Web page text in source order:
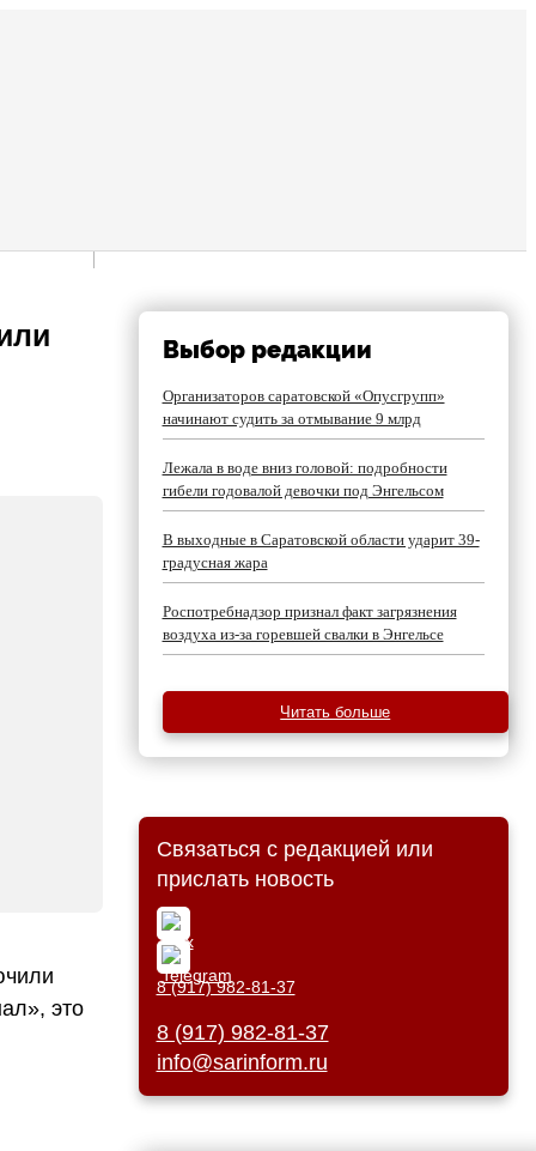
это
Выбор редакции
Организаторов саратовской «Опусгрупп»
начинают судить за отмывание 9 млрд
Лежала в воде вниз головой: подробности
гибели годовалой девочки под Энгельсом
В выходные в Саратовской области ударит 39-
градусная жара
Роспотребнадзор признал факт загрязнения
воздуха из-за горевшей свалки в Энгельсе
Читать больше
Связаться с редакцией или
прислать новость
8 (917) 982-81-37
8 (917) 982-81-37
info@sarinform.ru